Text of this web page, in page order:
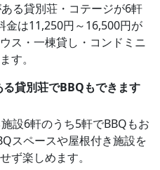
る貸別荘・コテージが6軒
金は11,250円～16,500円が
ス・一棟貸し・コンドミニ
す。
貸別荘でBBQもできます
設6軒のうち5軒でBBQもお
スペースや屋根付き施設を
ず楽しめます。